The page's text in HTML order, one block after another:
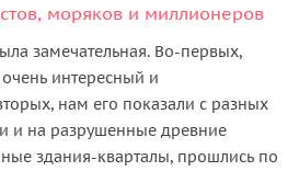
моряков и миллионеров
замечательная. Во-первых,
интересный и
нам его показали с разных
и на разрушенные древние
здания-кварталы, прошлись по